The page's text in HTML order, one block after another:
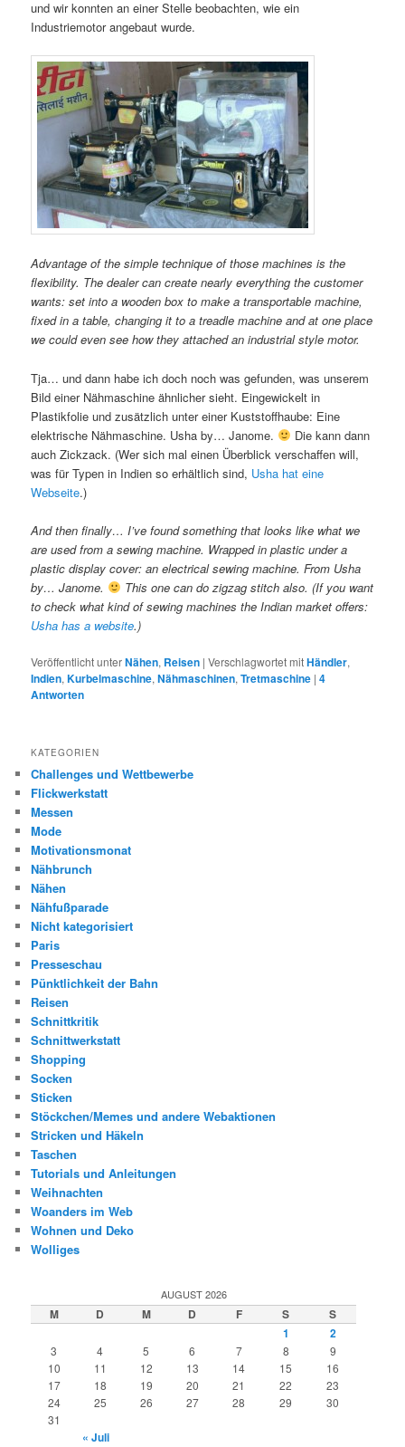
und wir konnten an einer Stelle beobachten, wie ein
Industriemotor angebaut wurde.
Advantage of the simple technique of those machines is the
flexibility. The dealer can create nearly everything the customer
wants: set into a wooden box to make a transportable machine,
fixed in a table, changing it to a treadle machine and at one place
we could even see how they attached an industrial style motor.
Tja… und dann habe ich doch noch was gefunden, was unserem
Bild einer Nähmaschine ähnlicher sieht. Eingewickelt in
Plastikfolie und zusätzlich unter einer Kuststoffhaube: Eine
elektrische Nähmaschine. Usha by… Janome.
Die kann dann
auch Zickzack. (Wer sich mal einen Überblick verschaffen will,
was für Typen in Indien so erhältlich sind, Usha hat eine
Webseite.)
And then finally… I’ve found something that looks like what we
are used from a sewing machine. Wrapped in plastic under a
plastic display cover: an electrical sewing machine. From Usha
by… Janome.
This one can do zigzag stitch also. (If you want
to check what kind of sewing machines the Indian market offers:
Usha has a website.)
Veröffentlicht unterNähen, Reisen |Verschlagwortet mitHändler,
Indien,Kurbelmaschine,Nähmaschinen,Tretmaschine |4
Antworten
KATEGORIEN
Challenges und Wettbewerbe
Flickwerkstatt
Messen
Mode
Motivationsmonat
Nähbrunch
Nähen
Nähfußparade
Nicht kategorisiert
Paris
Presseschau
Pünktlichkeit der Bahn
Reisen
Schnittkritik
Schnittwerkstatt
Shopping
Socken
Sticken
Stöckchen/Memes und andere Webaktionen
Stricken und Häkeln
Taschen
Tutorials und Anleitungen
Weihnachten
Woanders im Web
Wohnen und Deko
Wolliges
AUGUST 2026
M D M D F S
S
1
2
3 4 5 6 7 8
9
10
11 12 13 14 15
16
17
18 19 20 21 22
23
24
25 26 27 28 29
30
31
« Juli